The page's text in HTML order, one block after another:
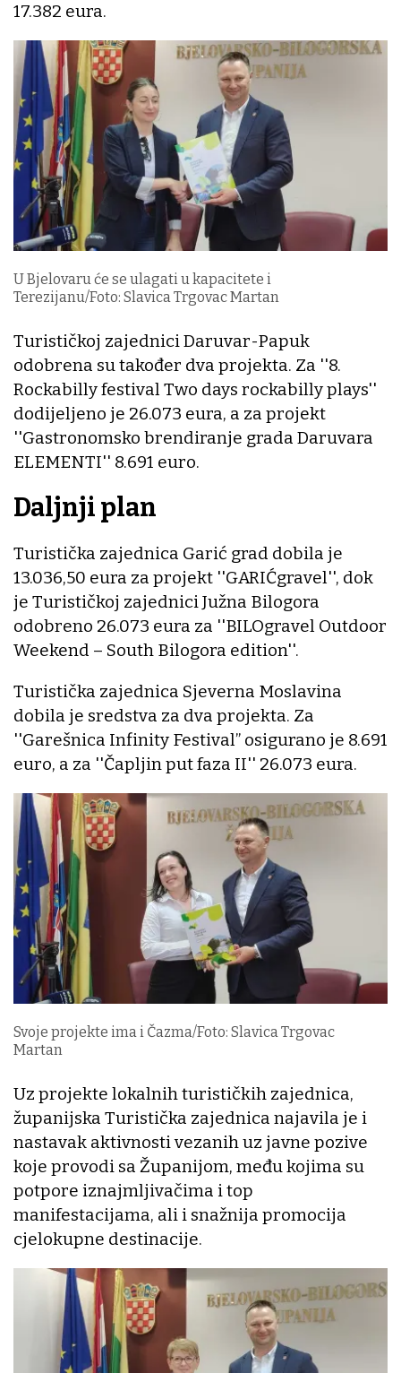
17.382 eura.
U Bjelovaru će se ulagati u kapacitete i
Terezijanu/Foto: Slavica Trgovac Martan
Turističkoj zajednici Daruvar-Papuk
odobrena su također dva projekta. Za ''8.
Rockabilly festival Two days rockabilly plays''
dodijeljeno je 26.073 eura, a za projekt
''Gastronomsko brendiranje grada Daruvara
ELEMENTI'' 8.691 euro.
Daljnji plan
Turistička zajednica Garić grad dobila je
13.036,50 eura za projekt ''GARIĆgravel'', dok
je Turističkoj zajednici Južna Bilogora
odobreno 26.073 eura za ''BILOgravel Outdoor
Weekend – South Bilogora edition''.
Turistička zajednica Sjeverna Moslavina
dobila je sredstva za dva projekta. Za
''Garešnica Infinity Festival” osigurano je 8.691
euro, a za ''Čapljin put faza II'' 26.073 eura.
Svoje projekte ima i Čazma/Foto: Slavica Trgovac
Martan
Uz projekte lokalnih turističkih zajednica,
županijska Turistička zajednica najavila je i
nastavak aktivnosti vezanih uz javne pozive
koje provodi sa Županijom, među kojima su
potpore iznajmljivačima i top
manifestacijama, ali i snažnija promocija
cjelokupne destinacije.